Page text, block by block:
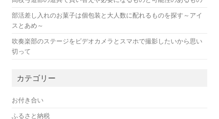
部活差し入れのお菓子は個包装と大人数に配れるものを探す～アイ
スとあめ～
吹奏楽部のステージをビデオカメラとスマホで撮影したいから思い
切って
カテゴリー
お付き合い
ふるさと納税